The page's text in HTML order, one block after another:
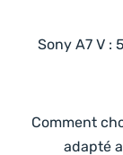
Sony A7 V :
Comment
adapté